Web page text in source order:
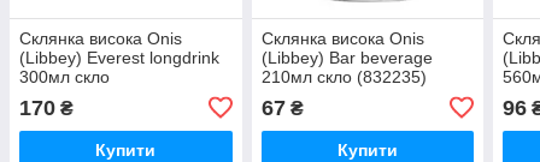
Склянка висока Onis
(Libbey) Everest longdrink
300мл скло
170 ₴
Купити
Склянка висока Onis
(Libbey) Bar beverage
210мл скло (832235)
67₴
Купити
96